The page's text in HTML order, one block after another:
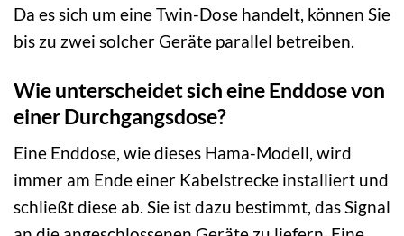
Da es sich um eine Twin-Dose handelt, können Sie
bis zu zwei solcher Geräte parallel betreiben.
Wie unterscheidet sich eine Enddose von
einer Durchgangsdose?
Eine Enddose, wie dieses Hama-Modell, wird
immer am Ende einer Kabelstrecke installiert und
schließt diese ab. Sie ist dazu bestimmt, das Signal